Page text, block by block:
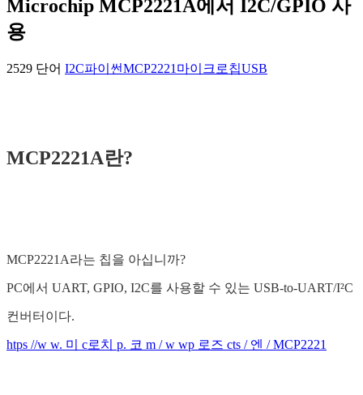
Microchip MCP2221A에서 I2C/GPIO 사
용
2529 단어 I2C파이썬MCP2221 마이크로칩USB
MCP2221A란?
MCP2221A라는 칩을 아십니까?
PC에서 UART, GPIO, I2C를 사용할 수 있는 USB-to-UART/I²C
컨버터이다.
htps //w w. 미 c로치 p. 코 m / w wp 로즈 cts / 엔 / MCP2221